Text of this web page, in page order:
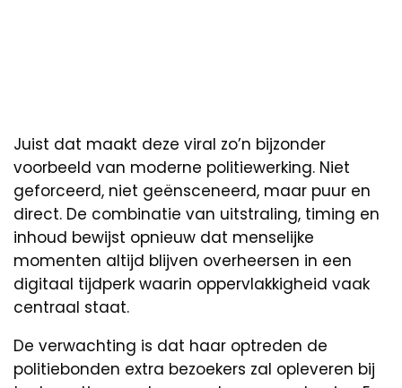
Juist dat maakt deze viral zo’n bijzonder
voorbeeld van moderne politiewerking. Niet
geforceerd, niet geënsceneerd, maar puur en
direct. De combinatie van uitstraling, timing en
inhoud bewijst opnieuw dat menselijke
momenten altijd blijven overheersen in een
digitaal tijdperk waarin oppervlakkigheid vaak
centraal staat.
De verwachting is dat haar optreden de
politiebonden extra bezoekers zal opleveren bij